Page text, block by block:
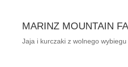
MARINZ MOUNTAIN
Jaja i kurczaki z wolnego wybiegu